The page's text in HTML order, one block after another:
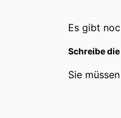
Es gibt
Schreibe
Sie müssen